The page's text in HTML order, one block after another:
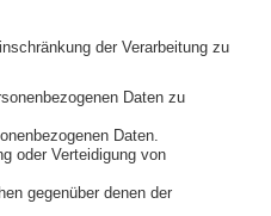
der Verarbeitung zu
Daten zu
Daten.
oder Verteidigung von
gegenüber denen der